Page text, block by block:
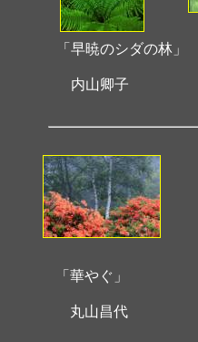
「華やぐ」
丸山昌代
「早暁のシダの林」
内山卿子